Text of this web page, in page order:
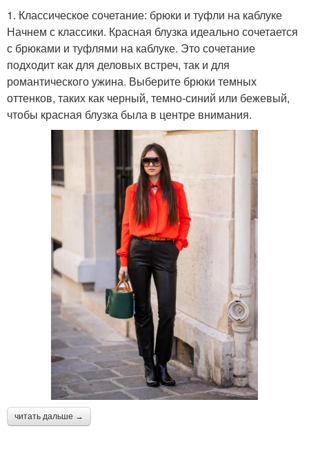
1. Классическое сочетание: брюки и туфли на каблуке
Начнем с классики. Красная блузка идеально сочетается
с брюками и туфлями на каблуке. Это сочетание
подходит как для деловых встреч, так и для
романтического ужина. Выберите брюки темных
оттенков, таких как черный, темно-синий или бежевый,
чтобы красная блузка была в центре внимания.
читать дальше →